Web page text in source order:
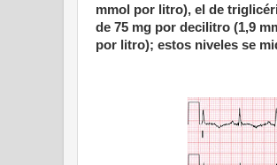
mmol por litro), el de
de 75 mg por decilitro (1,9
por litro); estos niveles se